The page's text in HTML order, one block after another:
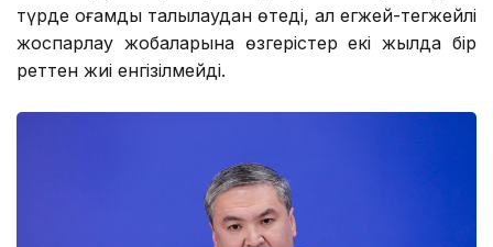
түрде қоғамдық талқылаудан өтеді, ал егжей-тегжейлі
жоспарлау жобаларына өзгерістер екі жылда бір
реттен жиі енгізілмейді.